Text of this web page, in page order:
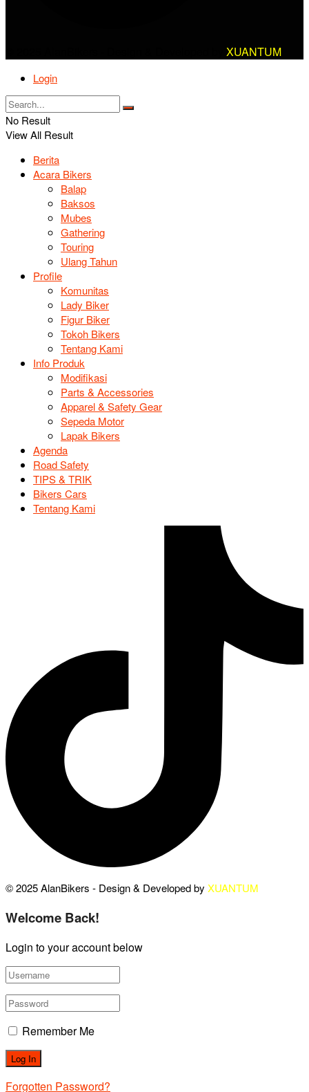
XUANTUM
Login
No Result
View All Result
Berita
Acara Bikers
Balap
Baksos
Mubes
Gathering
Touring
Ulang Tahun
Profile
Komunitas
Lady Biker
Figur Biker
Tokoh Bikers
Tentang Kami
Info Produk
Modifikasi
Parts & Accessories
Apparel & Safety Gear
Sepeda Motor
Lapak Bikers
Agenda
Road Safety
TIPS & TRIK
Bikers Cars
Tentang Kami
© 2025 AlanBikers - Design & Developed by XUANTUM
Welcome Back!
Login to your account below
Remember Me
Forgotten Password?